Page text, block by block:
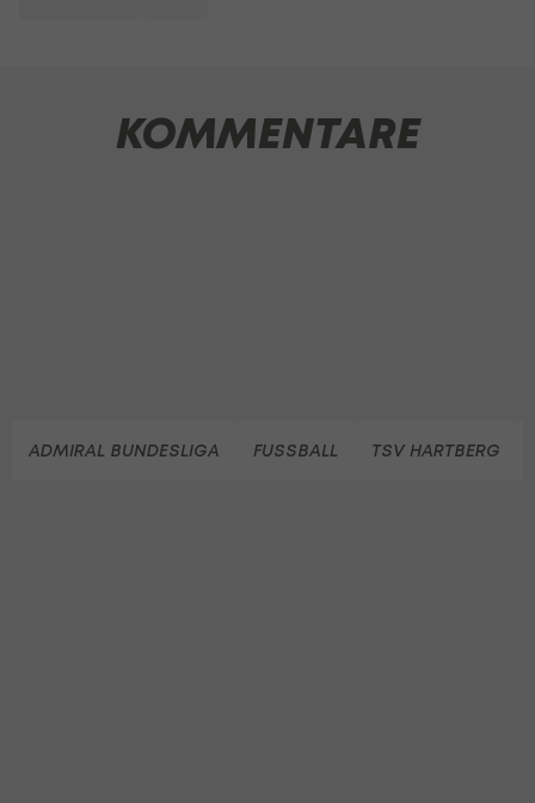
KOMMENTARE
ADMIRAL BUNDESLIGA FUSSBALL TSV HARTBERG